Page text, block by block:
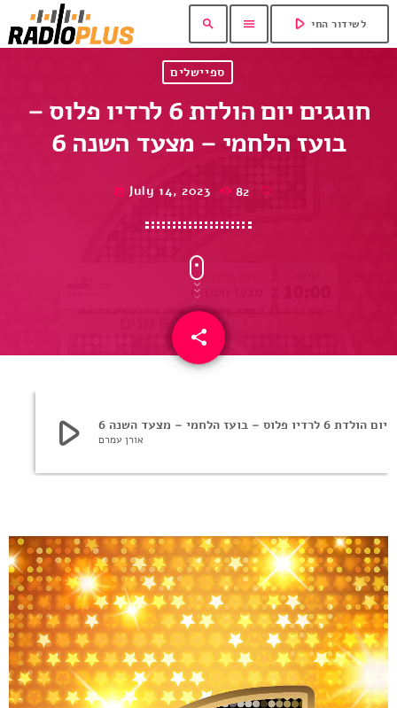
search menu play_arrow לשידור החי
ספיישלים
חוגגים יום הולדת 6 לרדיו פלוס –
בועז הלחמי – מצעד השנה 6
today July 14, 2023 82
share
email
play_arrow אורן עמרם